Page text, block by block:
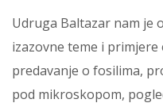
Udruga Baltazar nam je
izazovne teme i
predavanje o fosilima,
pod mikroskopom,